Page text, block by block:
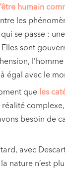
l’être humain
les
se passe :
sont
égal avec le
que les
besoin de
avec
nature n’est